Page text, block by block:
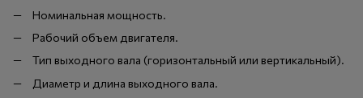
Номинальная мощность.
Рабочий объем двигателя.
Тип выходного вала (горизонтальный или вертикальный).
Диаметр и длина выходного вала.